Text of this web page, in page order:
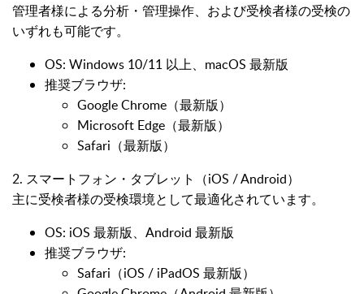
管理者様による分析・管理操作、および受検者様の受検の
いずれも可能です。
OS: Windows 10/11 以上、macOS 最新版
推奨ブラウザ:
Google Chrome（最新版）
Microsoft Edge（最新版）
Safari（最新版）
2. スマートフォン・タブレット（iOS / Android）
主に受検者様の受検環境として最適化されています。
OS: iOS 最新版、Android 最新版
推奨ブラウザ:
Safari（iOS / iPadOS 最新版）